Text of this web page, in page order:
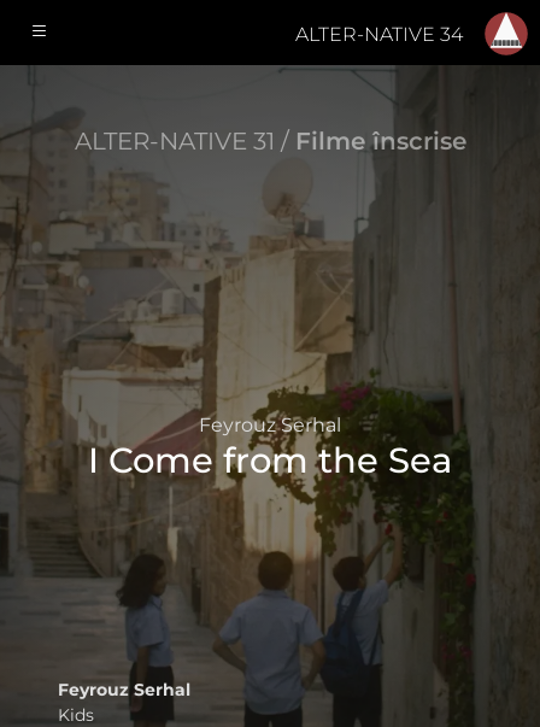
ALTER-NATIVE 34
ALTER-NATIVE 31 / Filme înscrise
Feyrouz Serhal
I Come from the Sea
Feyrouz Serhal
Kids